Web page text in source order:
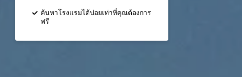
ค้นหาโรงแรมได้บ่อยเท่าที่คุณต้องการ
ฟรี